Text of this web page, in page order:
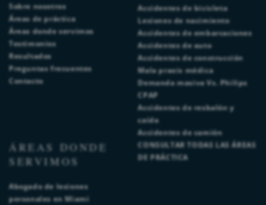
Sobre nosotros
Áreas de práctica
Áreas donde servimos
Testimonios
Resultados
Preguntas frecuentes
Contacto
Accidentes de bicicleta
Lesiones de nacimiento
Accidentes de embarcaciones
Accidentes de auto
Accidentes de construcción
Mala praxis médica
Demanda masiva Vs. Philips
CPAP
Accidentes de resbalón y
caída
Accidentes de camión
CONSULTAR TODAS LAS ÁREAS
DE PRÁCTICA
ÁREAS DONDE
SERVIMOS
Abogado de lesiones
personales en Miami